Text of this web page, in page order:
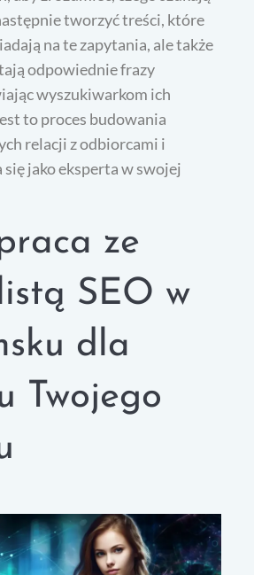
tworzyć treści, które
na te zapytania, ale także
odpowiednie frazy
wyszukiwarkom ich
to proces budowania
relacji z odbiorcami i
jako eksperta w swojej
ze
SEO w
dla
Twojego